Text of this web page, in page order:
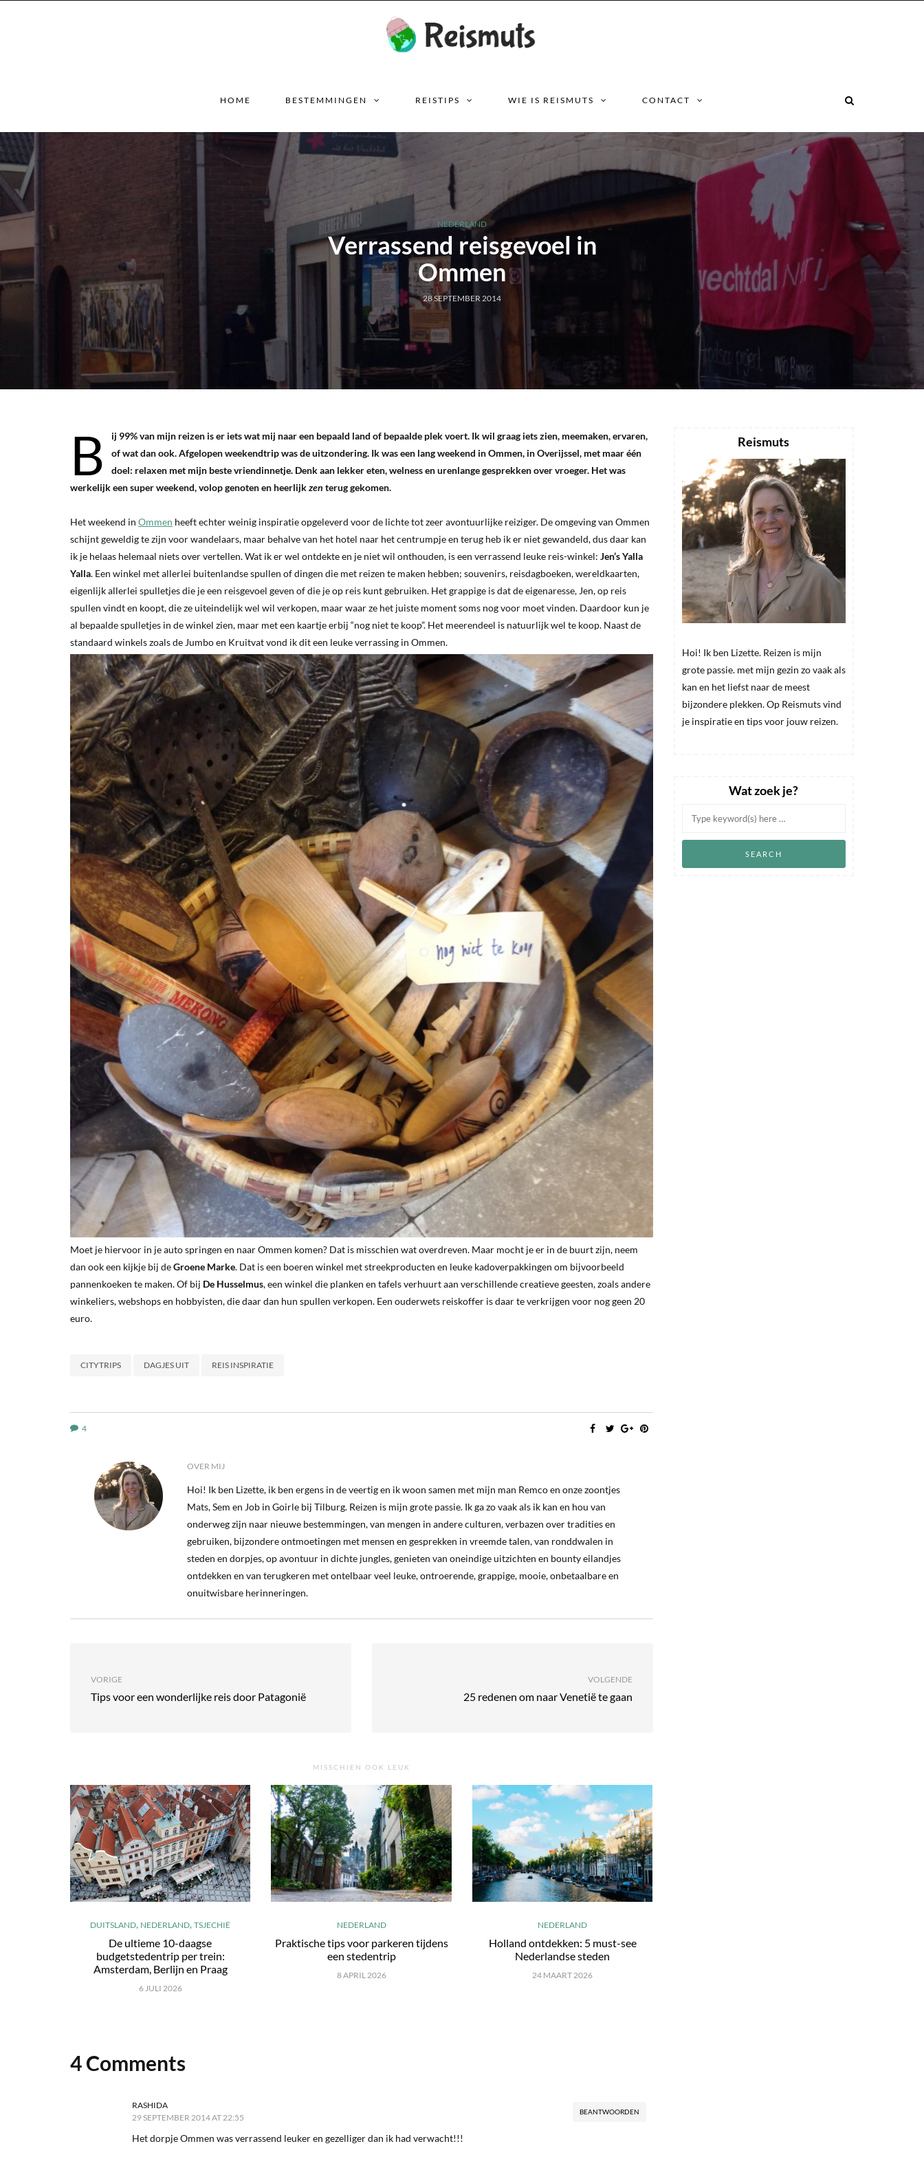
HOME BESTEMMINGEN REISTIPS WIE IS REISMUTS CONTACT
NEDERLAND
Verrassend reisgevoel in
Ommen
28 SEPTEMBER 2014
B
ij 99% van mijn reizen is er iets wat mij naar een bepaald land of bepaalde plek voert. Ik wil graag iets zien, meemaken, ervaren,
of wat dan ook. Afgelopen weekendtrip was de uitzondering. Ik was een lang weekend in Ommen, in Overijssel, met maar één
doel: relaxen met mijn beste vriendinnetje. Denk aan lekker eten, welness en urenlange gesprekken over vroeger. Het was
werkelijk een super weekend, volop genoten en heerlijkzen terug gekomen.
Het weekend in Ommen heeft echter weinig inspiratie opgeleverd voor de lichte tot zeer avontuurlijke reiziger. De omgeving van Ommen
schijnt geweldig te zijn voor wandelaars, maar behalve van het hotel naar het centrumpje en terug heb ik er niet gewandeld, dus daar kan
ik je helaas helemaal niets over vertellen. Wat ik er wel ontdekte en je niet wil onthouden, is een verrassend leuke reis-winkel: Jen’s Yalla
Yalla. Een winkel met allerlei buitenlandse spullen of dingen die met reizen te maken hebben; souvenirs, reisdagboeken, wereldkaarten,
eigenlijk allerlei spulletjes die je een reisgevoel geven of die je op reis kunt gebruiken. Het grappige is dat de eigenaresse, Jen, op reis
spullen vindt en koopt, die ze uiteindelijk wel wil verkopen, maar waar ze het juiste moment soms nog voor moet vinden. Daardoor kun je
al bepaalde spulletjes in de winkel zien, maar met een kaartje erbij “nog niet te koop”. Het meerendeel is natuurlijk wel te koop. Naast de
standaard winkels zoals de Jumbo en Kruitvat vond ik dit een leuke verrassing in Ommen.
Moet je hiervoor in je auto springen en naar Ommen komen? Dat is misschien wat overdreven. Maar mocht je er in de buurt zijn, neem
dan ook een kijkje bij deGroene Marke. Dat is een boeren winkel met streekproducten en leuke kadoverpakkingen om bijvoorbeeld
pannenkoeken te maken. Of bij De Husselmus, een winkel die planken en tafels verhuurt aan verschillende creatieve geesten, zoals andere
winkeliers, webshops en hobbyisten, die daar dan hun spullen verkopen. Een ouderwets reiskoffer is daar te verkrijgen voor nog geen 20
euro.
CITYTRIPS DAGJES UIT REIS INSPIRATIE
4
OVER MIJ
Hoi! Ik ben Lizette, ik ben ergens in de veertig en ik woon samen met mijn man Remco en onze zoontjes
Mats, Sem en Job in Goirle bij Tilburg. Reizen is mijn grote passie. Ik ga zo vaak als ik kan en hou van
onderweg zijn naar nieuwe bestemmingen, van mengen in andere culturen, verbazen over tradities en
gebruiken, bijzondere ontmoetingen met mensen en gesprekken in vreemde talen, van ronddwalen in
steden en dorpjes, op avontuur in dichte jungles, genieten van oneindige uitzichten en bounty eilandjes
ontdekken en van terugkeren met ontelbaar veel leuke, ontroerende, grappige, mooie, onbetaalbare en
onuitwisbare herinneringen.
VORIGE
Tips voor een wonderlijke reis door Patagonië
VOLGENDE
25 redenen om naar Venetië te gaan
MISSCHIEN OOK LEUK
DUITSLAND, NEDERLAND,TSJECHIË
De ultieme 10-daagse
budgetstedentrip per trein:
Amsterdam, Berlijn en Praag
6 JULI 2026
NEDERLAND
Praktische tips voor parkeren tijdens
een stedentrip
8 APRIL 2026
NEDERLAND
Holland ontdekken: 5 must-see
Nederlandse steden
24 MAART 2026
4 Comments
BEANTWOORDEN
RASHIDA
29 SEPTEMBER 2014 AT 22:55
Het dorpje Ommen was verrassend leuker en gezelliger dan ik had verwacht!!!
Reismuts
Hoi! Ik ben Lizette. Reizen is mijn
grote passie. met mijn gezin zo vaak als
kan en het liefst naar de meest
bijzondere plekken. Op Reismuts vind
je inspiratie en tips voor jouw reizen.
Wat zoek je?